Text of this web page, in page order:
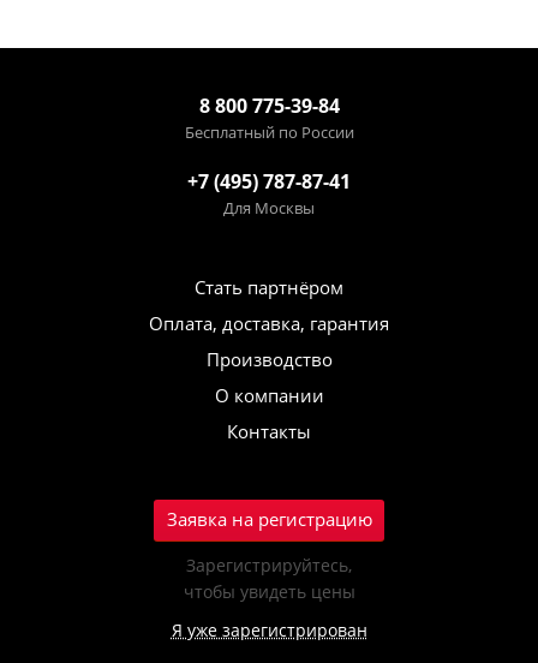
8 800 775-39-84
Бесплатный по России
+7 (495) 787-87-41
Для Москвы
Стать партнёром
Оплата, доставка, гарантия
Производство
О компании
Контакты
Заявка на регистрацию
Зарегистрируйтесь,
чтобы увидеть цены
Я уже зарегистрирован